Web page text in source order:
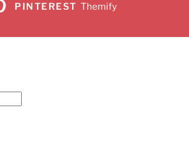
PINTEREST Themify